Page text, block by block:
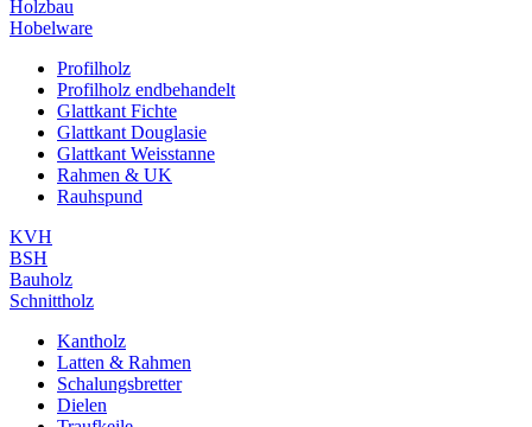
Holzbau
Hobelware
Profilholz
Profilholz endbehandelt
Glattkant Fichte
Glattkant Douglasie
Glattkant Weisstanne
Rahmen & UK
Rauhspund
KVH
BSH
Bauholz
Schnittholz
Kantholz
Latten & Rahmen
Schalungsbretter
Dielen